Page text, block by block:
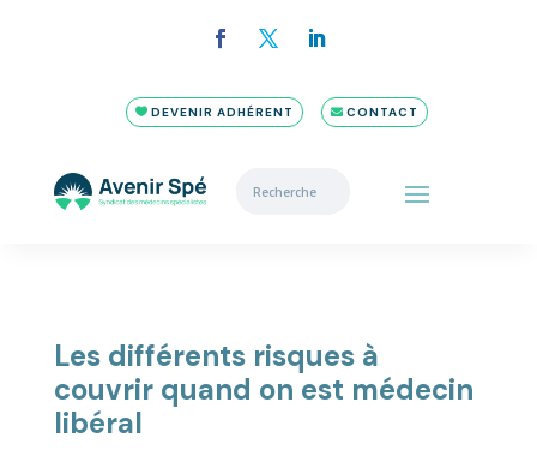
DEVENIR ADHÉRENT CONTACT
Les différents risques à
couvrir quand on est médecin
libéral